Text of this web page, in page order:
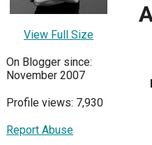
View Full Size
On Blogger since:
November 2007
Profile views: 7,930
Report Abuse